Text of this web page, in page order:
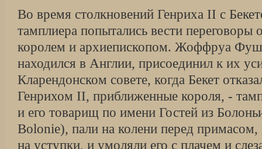
Во время столкновений Генриха II с
тамплиера попытались вести
королем и архиепископом. Жоффруа
находился в Англии, присоединил к их
Кларендонском совете, когда Бекет
Генрихом II, приближенные короля, -
и его товарищ по имени Гостей из
Bolonie), пали на колени перед
на уступки, и умоляли его с плачем и